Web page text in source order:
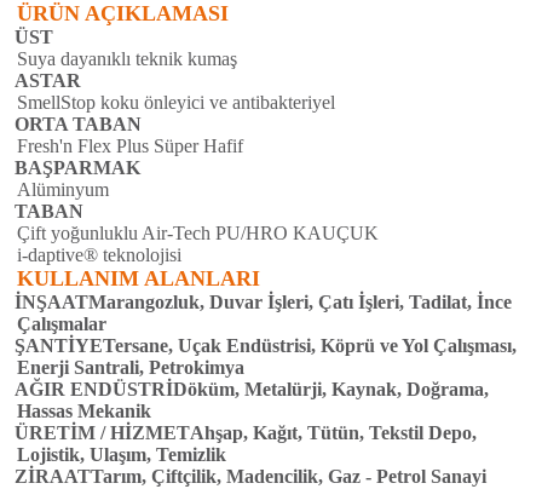
ÜRÜN AÇIKLAMASI
ÜST
Suya dayanıklı teknik kumaş
ASTAR
SmellStop koku önleyici ve antibakteriyel
ORTA TABAN
Fresh'n Flex Plus Süper Hafif
BAŞPARMAK
Alüminyum
TABAN
Çift yoğunluklu Air-Tech PU/HRO KAUÇUK
i-daptive® teknolojisi
KULLANIM ALANLARI
İNŞAATMarangozluk, Duvar İşleri, Çatı İşleri, Tadilat, İnce
Çalışmalar
ŞANTİYETersane, Uçak Endüstrisi, Köprü ve Yol Çalışması,
Enerji Santrali, Petrokimya
AĞIR ENDÜSTRİDöküm, Metalürji, Kaynak, Doğrama,
Hassas Mekanik
ÜRETİM / HİZMETAhşap, Kağıt, Tütün, Tekstil Depo,
Lojistik, Ulaşım, Temizlik
ZİRAATTarım, Çiftçilik, Madencilik, Gaz - Petrol Sanayi